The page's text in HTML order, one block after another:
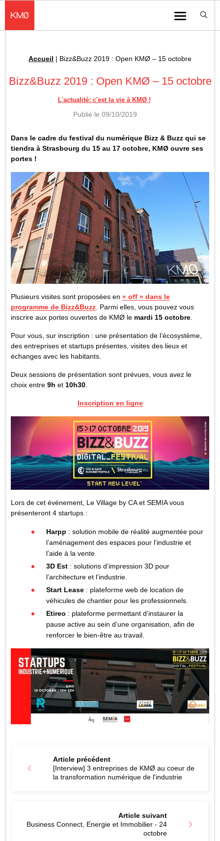
Menu
Fil d'Ariane :
Accueil | Bizz&Buzz 2019 : Open KMØ – 15 octobre
Bizz&Buzz 2019 : Open KMØ – 15 octobre
L'actualité: c'est la vie à KMØ !
Publié le 09/10/2019
Dans le cadre du festival du numérique Bizz & Buzz qui se
tiendra à Strasbourg du 15 au 17 octobre, KMØ ouvre ses
portes !
Plusieurs visites sont proposées en « off » dans le
programme de Bizz&Buzz . Parmi elles, vous pouvez vous
inscrire aux portes ouvertes de KMØ le mardi 15 octobre
Pour vous, sur inscription : une présentation de l’écosystème,
des entreprises et startups présentes, visites des lieux et
échanges avec les habitants.
Deux sessions de présentation sont prévues, vous avez le
choix entre 9h et 10h30
Inscription en ligne
Lors de cet événement, Le Village by CA et SEMIA vous
présenteront 4 startups :
Harpp : solution mobile de réalité augmentée pour
l’aménagement des espaces pour l’industrie et
l’aide à la vente.
3D Est : solutions d’impression 3D pour
l’architecture et l’industrie.
Start Lease : plateforme web de location de
véhicules de chantier pour les professionnels.
Etireo : plateforme permettant d’instaurer la
pause active au sein d’une organisation, afin de
renforcer le bien-être au travail.
Article précédent
[Interview] 3 entreprises de KMØ au coeur de
la transformation numérique de l'industrie
Article suivant
Business Connect, Energie et Immobilier - 24
octobre